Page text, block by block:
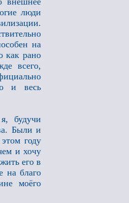
люди
на
как рано
всего,
и весь
будучи
Были и
году
и хочу
его в
на благо
моёго